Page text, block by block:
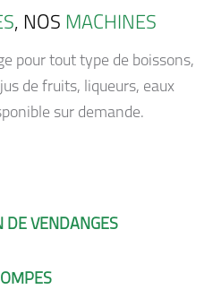
, NOS MACHINES
pour tout type de boissons,
de fruits, liqueurs, eaux
sur demande.
DE VENDANGES